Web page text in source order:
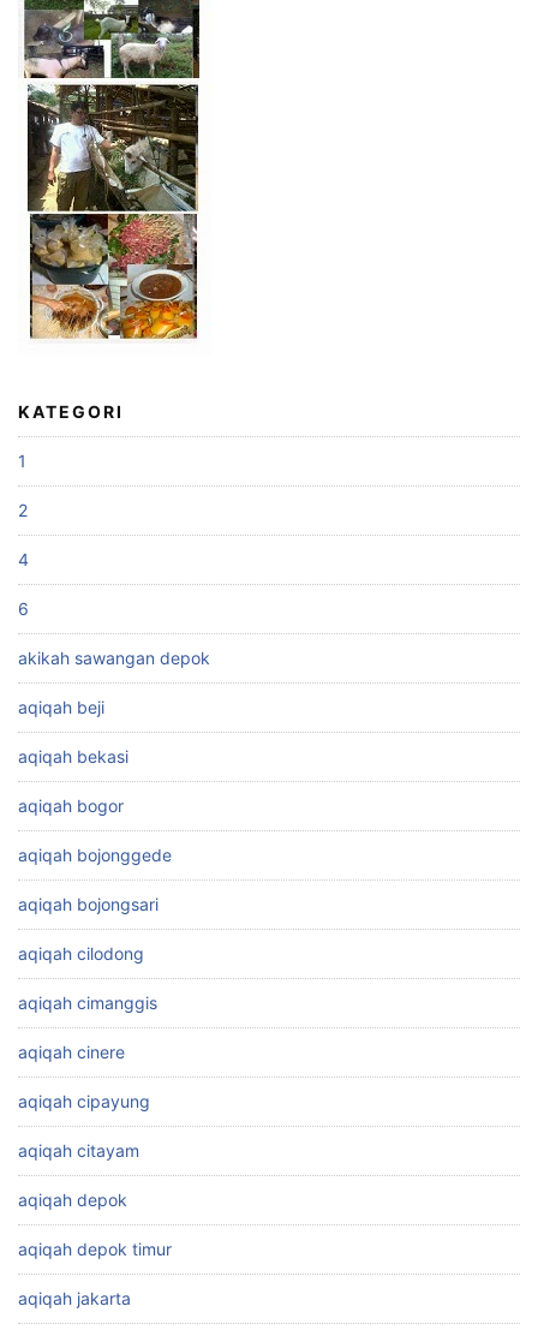
KATEGORI
1
2
4
6
akikah sawangan depok
aqiqah beji
aqiqah bekasi
aqiqah bogor
aqiqah bojonggede
aqiqah bojongsari
aqiqah cilodong
aqiqah cimanggis
aqiqah cinere
aqiqah cipayung
aqiqah citayam
aqiqah depok
aqiqah depok timur
aqiqah jakarta